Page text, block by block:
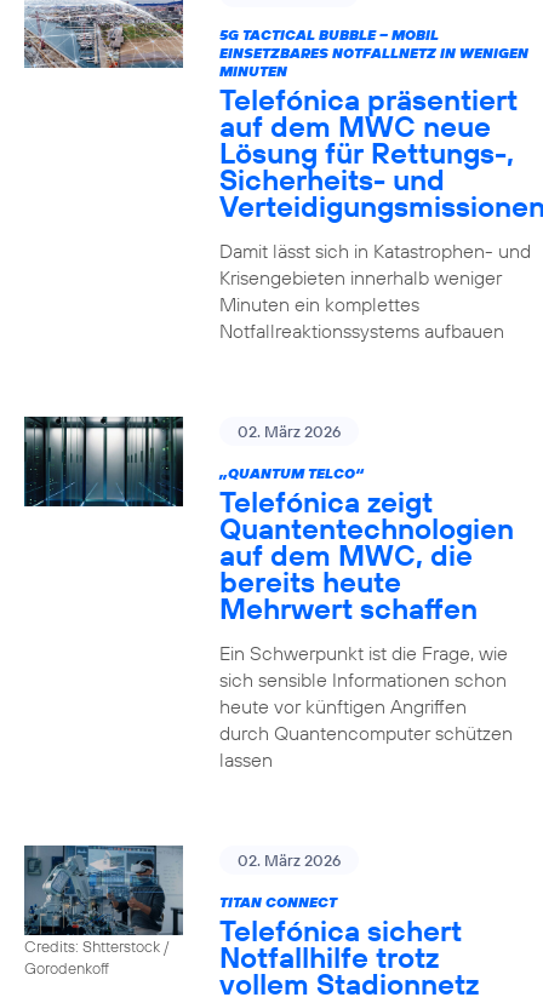
5G TACTICAL BUBBLE – MOBIL
EINSETZBARES NOTFALLNETZ IN WENIGEN
MINUTEN
Telefónica präsentiert
auf dem MWC neue
Lösung für Rettungs-,
Sicherheits- und
Damit lässt sich in Katastrophen- und
Krisengebieten innerhalb weniger
Minuten ein komplettes
Notfallreaktionssystems aufbauen
02. März 2026
„QUANTUM TELCO“
Telefónica zeigt
Quanten­technologien
auf dem MWC, die
bereits heute
Mehrwert schaffen
Ein Schwerpunkt ist die Frage, wie
sich sensible Informationen schon
heute vor künftigen Angriffen
durch Quantencomputer schützen
lassen
Credits: Shtterstock /
Gorodenkoff
02. März 2026
TITAN CONNECT
Telefónica sichert
Notfallhilfe trotz
vollem Stadionnetz